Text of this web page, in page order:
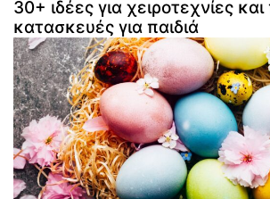
30+ ιδέες για χειροτεχνίες
κατασκευές για παιδιά